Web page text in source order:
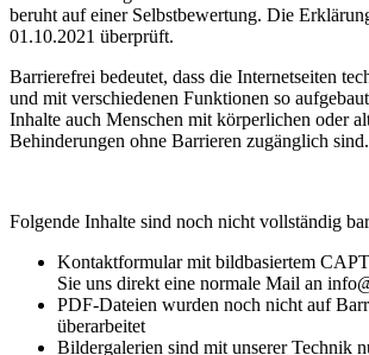
beruht auf einer Selbstbewertung. Die
01.10.2021 überprüft.
Barrierefrei bedeutet, dass die Internetseiten
und mit verschiedenen Funktionen so
Inhalte auch Menschen mit körperlichen oder
Behinderungen ohne Barrieren zugänglich sind.
Folgende Inhalte sind noch nicht vollständig
Kontaktformular mit bildbasiertem
Sie uns direkt eine normale Mail an
PDF-Dateien wurden noch nicht auf
überarbeitet
Bildergalerien sind mit unserer Technik